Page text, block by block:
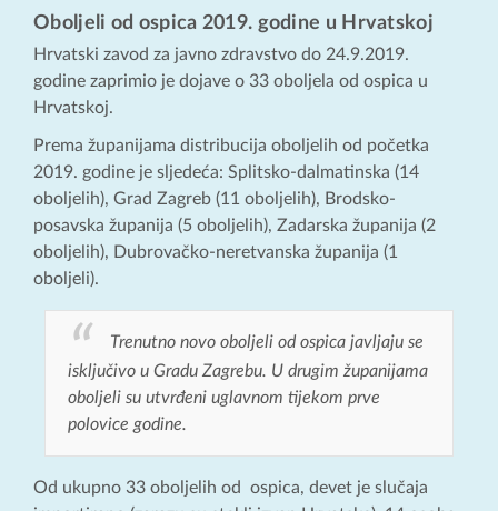
Oboljeli od ospica 2019. godine u Hrvatskoj
Hrvatski zavod za javno zdravstvo do 24.9.2019.
godine zaprimio je dojave o 33 oboljela od ospica u
Hrvatskoj.
Prema županijama distribucija oboljelih od početka
2019. godine je sljedeća: Splitsko-dalmatinska (14
oboljelih), Grad Zagreb (11 oboljelih), Brodsko-
posavska županija (5 oboljelih), Zadarska županija (2
oboljelih), Dubrovačko-neretvanska županija (1
oboljeli).
Trenutno novo oboljeli od ospica javljaju se
isključivo u Gradu Zagrebu. U drugim županijama
oboljeli su utvrđeni uglavnom tijekom prve
polovice godine.
Od ukupno 33 oboljelih od ospica, devet je slučaja